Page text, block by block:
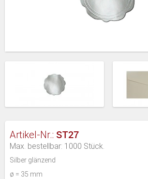
Artikel-Nr.: ST27
Max. bestellbar: 1000 Stück.
Silber glänzend
ø = 35 mm